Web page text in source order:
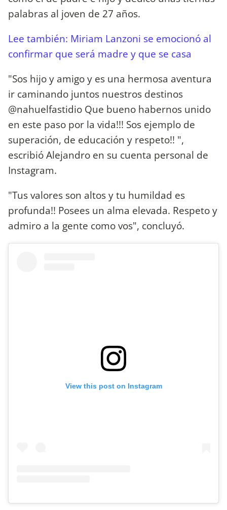
palabras al joven de 27 años.
Lee también: Miriam Lanzoni se emocionó al
confirmar que será madre y que se casa
"Sos hijo y amigo y es una hermosa aventura
ir caminando juntos nuestros destinos
@nahuelfastidio Que bueno habernos unido
en este paso por la vida!!! Sos ejemplo de
superación, de educación y respeto!! ",
escribió Alejandro en su cuenta personal de
Instagram.
"Tus valores son altos y tu humildad es
profunda!! Posees un alma elevada. Respeto y
admiro a la gente como vos", concluyó.
View this post on Instagram